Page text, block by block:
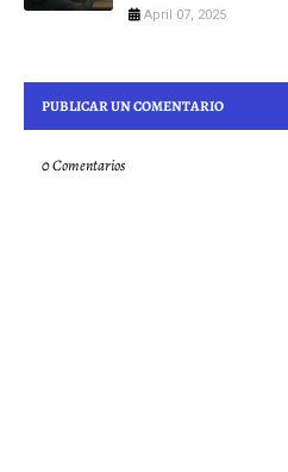
April 07, 2025
PUBLICAR UN COMENTARIO
0 Comentarios